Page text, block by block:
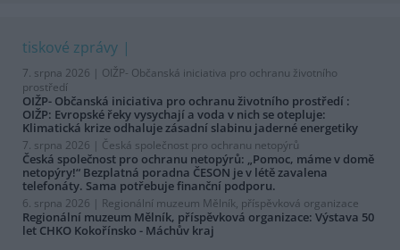
tiskové zprávy
7. srpna 2026 | OIŽP- Občanská iniciativa pro ochranu životního
prostředí
OIŽP- Občanská iniciativa pro ochranu životního prostředí :
OIŽP: Evropské řeky vysychají a voda v nich se otepluje:
Klimatická krize odhaluje zásadní slabinu jaderné energetiky
7. srpna 2026 | Česká společnost pro ochranu netopýrů
Česká společnost pro ochranu netopýrů: „Pomoc, máme v domě
netopýry!“ Bezplatná poradna ČESON je v létě zavalena
telefonáty. Sama potřebuje finanční podporu.
6. srpna 2026 | Regionální muzeum Mělník, příspěvková organizace
Regionální muzeum Mělník, příspěvková organizace: Výstava 50
let CHKO Kokořínsko - Máchův kraj